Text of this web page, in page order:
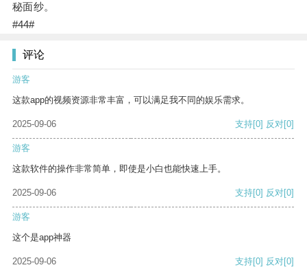
秘面纱。
#44#
评论
游客
这款app的视频资源非常丰富，可以满足我不同的娱乐需求。
2025-09-06 支持[0] 反对[0]
游客
这款软件的操作非常简单，即使是小白也能快速上手。
2025-09-06 支持[0] 反对[0]
游客
这个是app神器
2025-09-06 支持[0] 反对[0]